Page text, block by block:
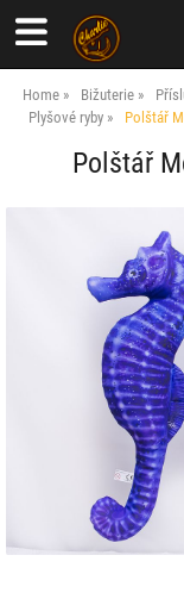
Home Bižuterie
Plyšové ryby
Polštář
Polštář